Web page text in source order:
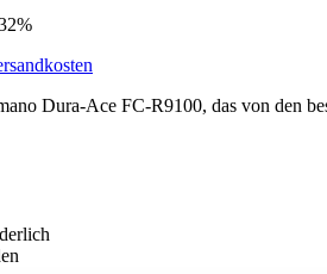
Dura-Ace FC-R9100, das von den